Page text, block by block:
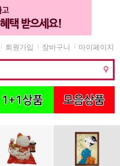
마이페이지
장바구니
회원가입